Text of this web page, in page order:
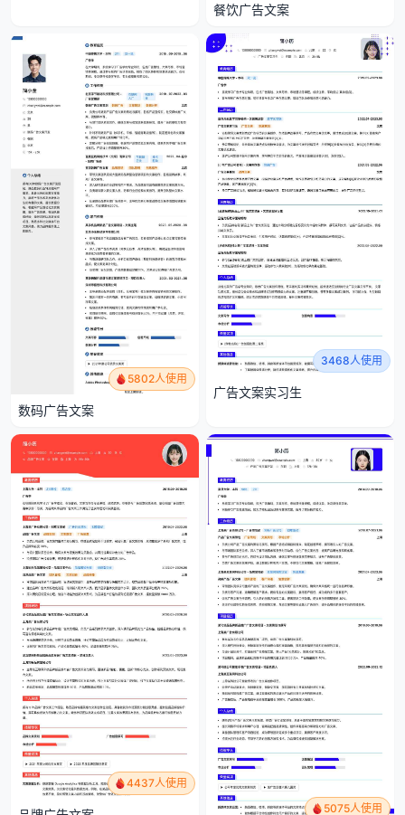
餐饮广告文案
5802人使用
数码广告文案
3468人使用
广告文案实习生
4437人使用
5075人使用